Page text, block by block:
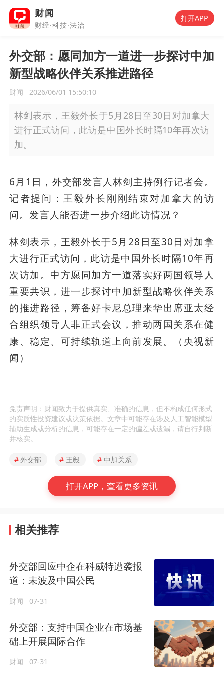
财闻
财经·科技·法治
打开APP
外交部：愿同加方一道进一步探讨中加
新型战略伙伴关系推进路径
财闻 2026/06/01 15:50:10
林剑表示，王毅外长于5月28日至30日对加拿大
进行正式访问，此访是中国外长时隔10年再次访
加。
6月1日，外交部发言人林剑主持例行记者会。
记者提问：王毅外长刚刚结束对加拿大的访
问。发言人能否进一步介绍此访情况？
林剑表示，王毅外长于5月28日至30日对加拿
大进行正式访问，此访是中国外长时隔10年再
次访加。中方愿同加方一道落实好两国领导人
重要共识，进一步探讨中加新型战略伙伴关系
的推进路径，筹备好卡尼总理来华出席亚太经
合组织领导人非正式会议，推动两国关系在健
康、稳定、可持续轨道上向前发展。（央视新
闻）
免责声明：财闻致力于提供真实、准确的信息，但不构成任何形式
的实质性投资建议或决策依据。文章中可能存在涉及人工智能模型
辅助生成或分析的信息，可能存在一定的偏差或遗漏，请自行判断
并核实。
#外交部 # 王毅 # 中加关系
打开APP，查看更多资讯
相关推荐
外交部回应中企在科威特遭袭报
道：未波及中国公民
财闻 07-31
外交部：支持中国企业在市场基
础上开展国际合作
财闻 07-31